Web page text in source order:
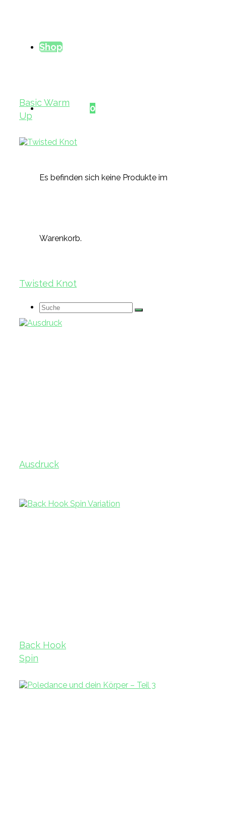
Shop
Warenkorb 0
Es befinden sich keine Produkte im
Warenkorb.
Suche
Basic Warm
Up
Twisted Knot
Ausdruck
Back Hook
Spin